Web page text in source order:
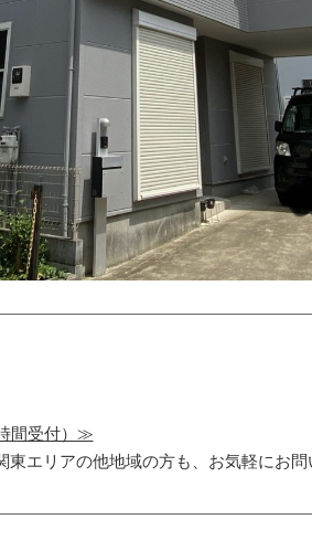
間受付）≫
エリアの他地域の方も、お気軽にお問
装 防水工事